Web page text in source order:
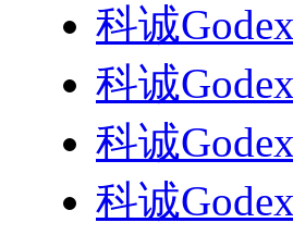
科诚
科诚
科诚
科诚